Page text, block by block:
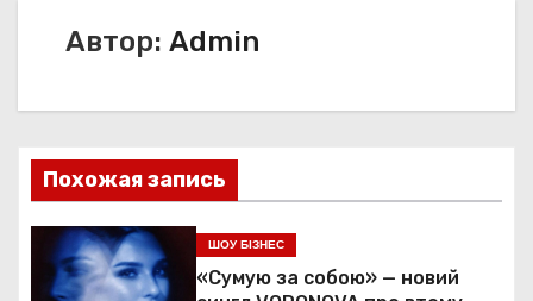
г
а
ц
и
Автор: Admin
Похожая запись
ШОУ БІЗНЕС
«Сумую за собою» — новий